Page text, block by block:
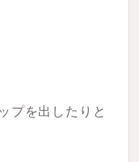
プを出したりと